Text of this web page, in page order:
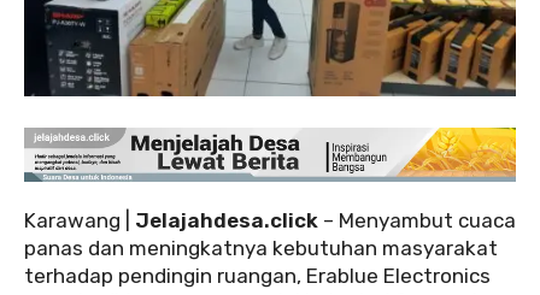
Karawang | Jelajahdesa.click – Menyambut cuaca
panas dan meningkatnya kebutuhan masyarakat
terhadap pendingin ruangan, Erablue Electronics